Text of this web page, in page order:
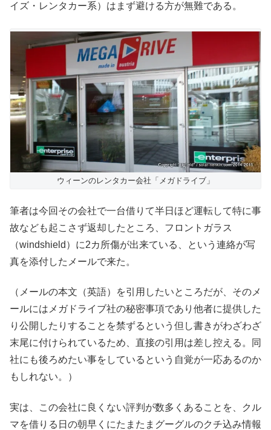
イズ・レンタカー系）はまず避ける方が無難である。
ウィーンのレンタカー会社「メガドライブ」
筆者は今回その会社で一台借りて半日ほど運転して特に事
故なども起こさず返却したところ、フロントガラス
（windshield）に2カ所傷が出来ている、という連絡が写
真を添付したメールで来た。
（メールの本文（英語）を引用したいところだが、そのメ
ールにはメガドライブ社の秘密事項であり他者に提供した
り公開したりすることを禁ずるという但し書きがわざわざ
末尾に付けられているため、直接の引用は差し控える。同
社にも後ろめたい事をしているという自覚が一応あるのか
もしれない。）
実は、この会社に良くない評判が数多くあることを、クル
マを借りる日の朝早くにたまたまグーグルのクチ込み情報